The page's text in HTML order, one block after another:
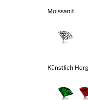
Moissanit
Künstlich